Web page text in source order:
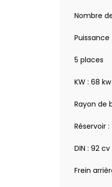
Nombre
Puissance
5 places
KW : 68 kw
Rayon de
Réservoir
DIN : 92 cv
Frein